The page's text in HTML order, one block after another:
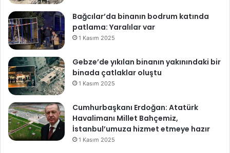
Bağcılar’da binanın bodrum katında
patlama: Yaralılar var
1 Kasım 2025
Gebze’de yıkılan binanın yakınındaki bir
binada çatlaklar oluştu
1 Kasım 2025
Cumhurbaşkanı Erdoğan: Atatürk
Havalimanı Millet Bahçemiz,
İstanbul’umuza hizmet etmeye hazır
1 Kasım 2025